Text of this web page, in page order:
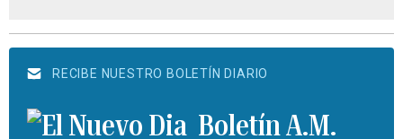
RECIBE NUESTRO BOLETÍN DIARIO
Boletín A.M.